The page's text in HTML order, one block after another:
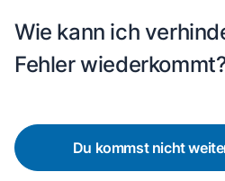
Wie kann ich
Fehler
Du kommst nicht